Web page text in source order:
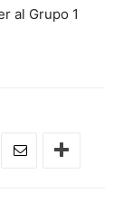
al Grupo 1